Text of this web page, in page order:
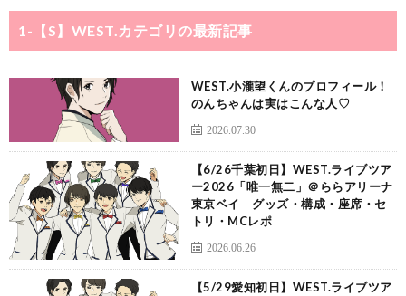
1-【S】WEST.カテゴリの最新記事
WEST.小瀧望くんのプロフィール！
のんちゃんは実はこんな人♡
2026.07.30
【6/26千葉初日】WEST.ライブツア
ー2026「唯一無二」＠ららアリーナ
東京ベイ グッズ・構成・座席・セ
トリ・MCレポ
2026.06.26
【5/29愛知初日】WEST.ライブツア